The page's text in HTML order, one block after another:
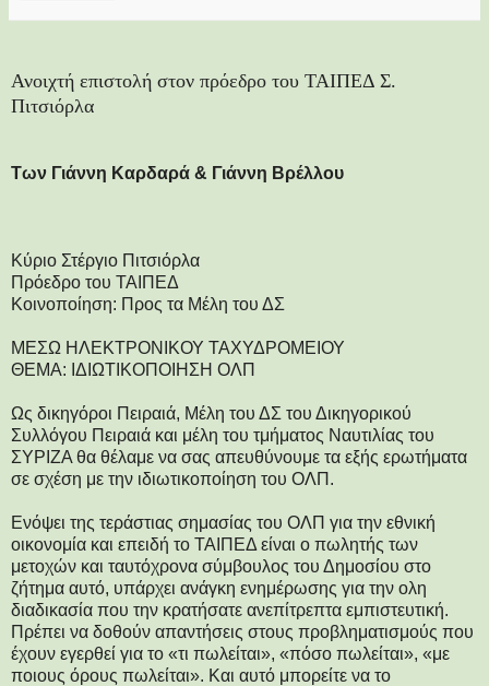
Ανοιχτή επιστολή στον πρόεδρο του ΤΑΙΠΕΔ Σ.
Πιτσιόρλα
Των Γιάννη Καρδαρά & Γιάννη Βρέλλου
Κύριο Στέργιο Πιτσιόρλα
Πρόεδρο του ΤΑΙΠΕΔ
Κοινοποίηση: Προς τα Μέλη του ΔΣ
ΜΕΣΩ ΗΛΕΚΤΡΟΝΙΚΟΥ ΤΑΧΥΔΡΟΜΕΙΟΥ
ΘΕΜΑ: ΙΔΙΩΤΙΚΟΠΟΙΗΣΗ ΟΛΠ
Ως δικηγόροι Πειραιά, Μέλη του ΔΣ του Δικηγορικού
Συλλόγου Πειραιά και μέλη του τμήματος Ναυτιλίας του
ΣΥΡΙΖΑ θα θέλαμε να σας απευθύνουμε τα εξής ερωτήματα
σε σχέση με την ιδιωτικοποίηση του ΟΛΠ.
Ενόψει της τεράστιας σημασίας του ΟΛΠ για την εθνική
οικονομία και επειδή το ΤΑΙΠΕΔ είναι ο πωλητής των
μετοχών και ταυτόχρονα σύμβουλος του Δημοσίου στο
ζήτημα αυτό, υπάρχει ανάγκη ενημέρωσης για την ολη
διαδικασία που την κρατήσατε ανεπίτρεπτα εμπιστευτική.
Πρέπει να δοθούν απαντήσεις στους προβληματισμούς που
έχουν εγερθεί για το «τι πωλείται», «πόσο πωλείται», «με
ποιους όρους πωλείται». Και αυτό μπορείτε να το